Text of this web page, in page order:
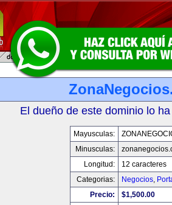
El dueño de este dominio lo
Mayusculas:
Minusculas:
Longitud:
12 caracteres
Categorias:
Negocios,
Precio:
$1,500.00